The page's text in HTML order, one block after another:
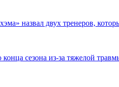
назвал двух тренеров,
сезона из-за тяжелой